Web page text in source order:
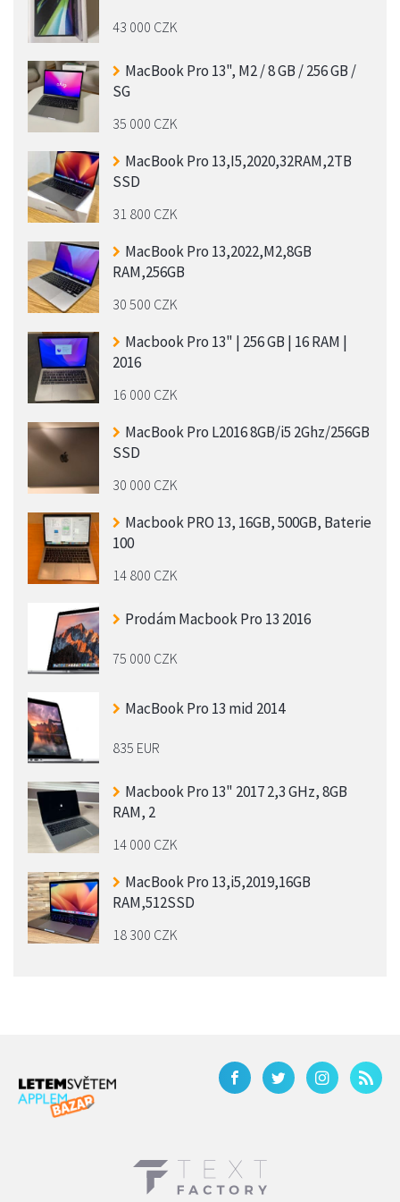
43 000 CZK
MacBook Pro 13", M2 / 8 GB / 256 GB /
SG
35 000 CZK
MacBook Pro 13,I5,2020,32RAM,2TB
SSD
31 800 CZK
MacBook Pro 13,2022,M2,8GB
RAM,256GB
30 500 CZK
Macbook Pro 13" | 256 GB | 16 RAM |
2016
16 000 CZK
MacBook Pro L2016 8GB/i5 2Ghz/256GB
SSD
30 000 CZK
Macbook PRO 13, 16GB, 500GB, Baterie
100
14 800 CZK
Prodám Macbook Pro 13 2016
75 000 CZK
MacBook Pro 13 mid 2014
835 EUR
Macbook Pro 13" 2017 2,3 GHz, 8GB
RAM, 2
14 000 CZK
MacBook Pro 13,i5,2019,16GB
RAM,512SSD
18 300 CZK